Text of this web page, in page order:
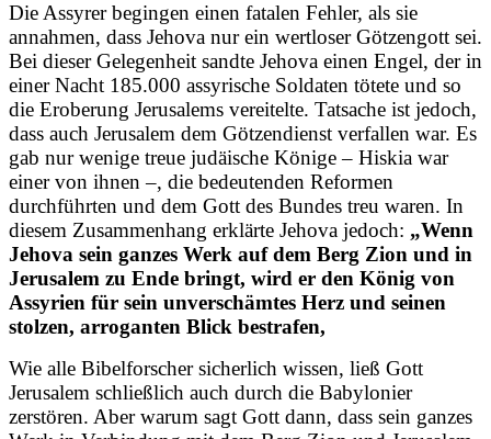
Die Assyrer begingen einen fatalen Fehler, als sie
annahmen, dass Jehova nur ein wertloser Götzengott sei.
Bei dieser Gelegenheit sandte Jehova einen Engel, der in
einer Nacht 185.000 assyrische Soldaten tötete und so
die Eroberung Jerusalems vereitelte. Tatsache ist jedoch,
dass auch Jerusalem dem Götzendienst verfallen war. Es
gab nur wenige treue judäische Könige – Hiskia war
einer von ihnen –, die bedeutenden Reformen
durchführten und dem Gott des Bundes treu waren. In
diesem Zusammenhang erklärte Jehova jedoch: „Wenn
Jehova sein ganzes Werk auf dem Berg Zion und in
Jerusalem zu Ende bringt, wird er den König von
Assyrien für sein unverschämtes Herz und seinen
stolzen, arroganten Blick bestrafen,
Wie alle Bibelforscher sicherlich wissen, ließ Gott
Jerusalem schließlich auch durch die Babylonier
zerstören. Aber warum sagt Gott dann, dass sein ganzes